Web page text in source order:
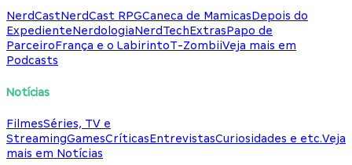
NerdCastNerdCast RPGCaneca de MamicasDepois do
ExpedienteNerdologiaNerdTechExtrasPapo de
ParceiroFrança e o LabirintoT-ZombiiVeja mais em
Podcasts
Notícias
FilmesSéries, TV e
StreamingGamesCríticasEntrevistasCuriosidades e etc.Veja
mais em Notícias